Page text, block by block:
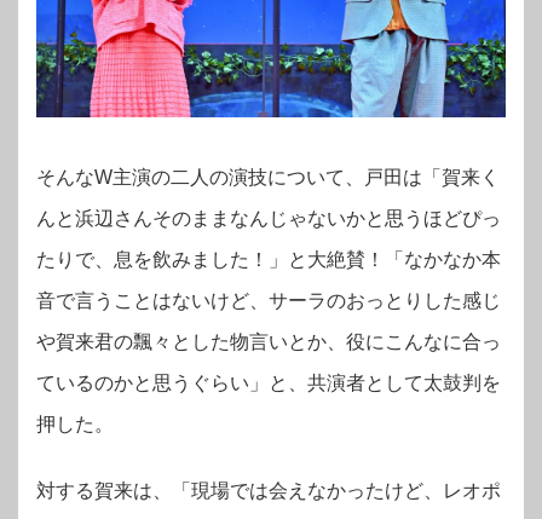
そんなW主演の二人の演技について、戸田は「賀来く
んと浜辺さんそのままなんじゃないかと思うほどぴっ
たりで、息を飲みました！」と大絶賛！「なかなか本
音で言うことはないけど、サーラのおっとりした感じ
や賀来君の飄々とした物言いとか、役にこんなに合っ
ているのかと思うぐらい」と、共演者として太鼓判を
押した。
対する賀来は、「現場では会えなかったけど、レオポ